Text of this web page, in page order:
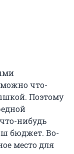
что-
Поэтому
нибудь
бюджет. Во-
место для